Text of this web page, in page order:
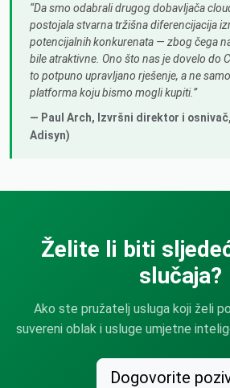
Da smo odabrali drugog dobavljača
postojala stvarna tržišna diferencijacija
potencijalnih konkurenata — zbog čega
bile atraktivne. Ono što nas je dovelo do
to potpuno upravljano rješenje, a ne
platforma koju bismo mogli kupiti.
— Paul Arch, Izvršni direktor i osnivač
Adisyn)
Želite li biti
slučaja?
Ako ste pružatelj usluga koji želi
suvereni oblak i usluge umjetne
Dogovorite